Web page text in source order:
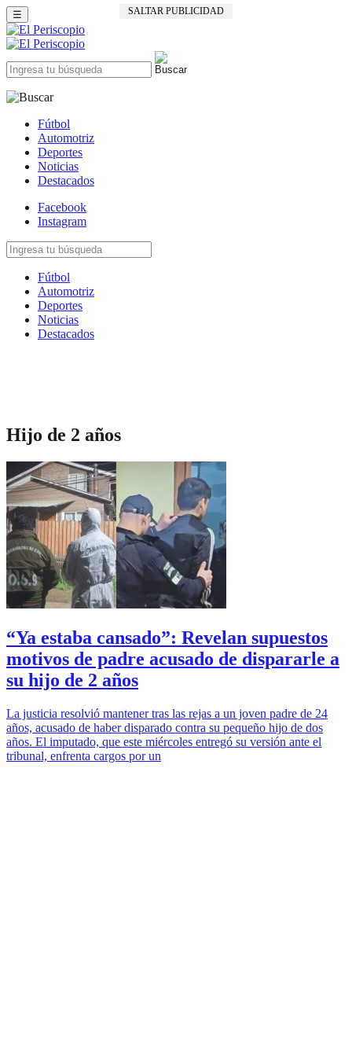
SALTAR PUBLICIDAD
☰
Fútbol
Automotriz
Deportes
Noticias
Destacados
Facebook
Instagram
Fútbol
Automotriz
Deportes
Noticias
Destacados
Hijo de 2 años
“Ya estaba cansado”: Revelan supuestos
motivos de padre acusado de dispararle a
su hijo de 2 años
La justicia resolvió mantener tras las rejas a un joven padre de 24
años, acusado de haber disparado contra su pequeño hijo de dos
años. El imputado, que este miércoles entregó su versión ante el
tribunal, enfrenta cargos por un